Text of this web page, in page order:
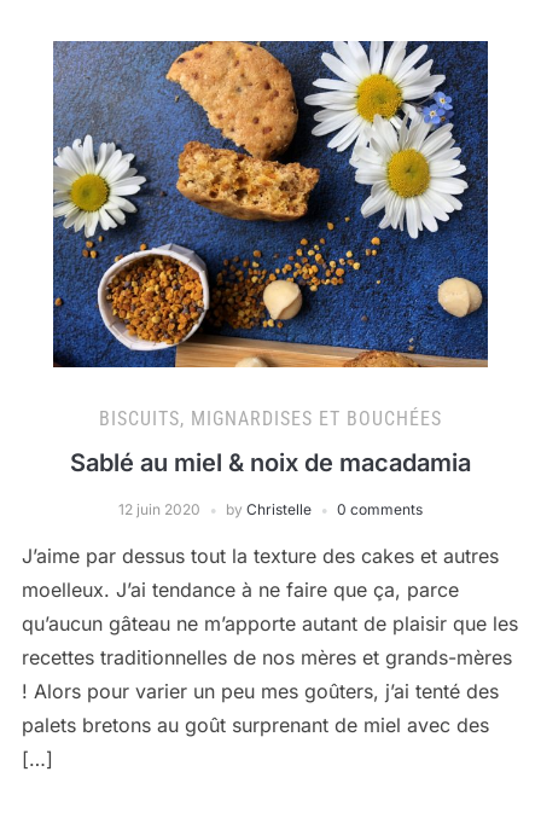
BISCUITS, MIGNARDISES ET BOUCHÉES
Sablé au miel & noix de macadamia
12 juin 2020 by Christelle 0 comments
J’aime par dessus tout la texture des cakes et autres
moelleux. J’ai tendance à ne faire que ça, parce
qu’aucun gâteau ne m’apporte autant de plaisir que les
recettes traditionnelles de nos mères et grands-mères
! Alors pour varier un peu mes goûters, j’ai tenté des
palets bretons au goût surprenant de miel avec des
[…]